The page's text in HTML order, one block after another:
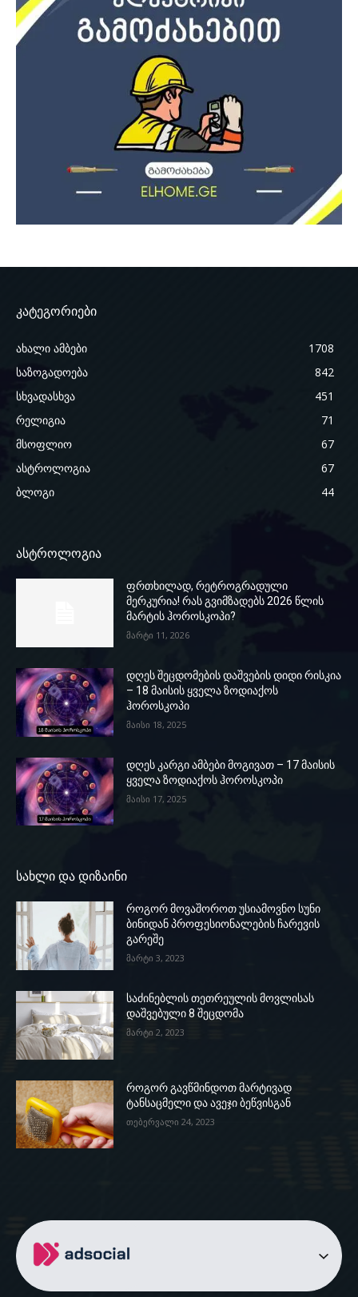
კატეგორიები
ახალი ამბები
1708
საზოგადოება
842
სხვადასხვა
451
რელიგია
71
მსოფლიო
67
ასტროლოგია
67
ბლოგი
44
ასტროლოგია
ფრთხილად, რეტროგრადული
მერკურია! რას გვიმზადებს 2026 წლის
მარტის ჰოროსკოპი?
მარტი 11, 2026
დღეს შეცდომების დაშვების დიდი რისკია
– 18 მაისის ყველა ზოდიაქოს
ჰოროსკოპი
მაისი 18, 2025
დღეს კარგი ამბები მოგივათ – 17 მაისის
ყველა ზოდიაქოს ჰოროსკოპი
მაისი 17, 2025
სახლი და დიზაინი
როგორ მოვაშოროთ უსიამოვნო სუნი
ბინიდან პროფესიონალების ჩარევის
გარეშე
მარტი 3, 2023
საძინებლის თეთრეულის მოვლისას
დაშვებული 8 შეცდომა
მარტი 2, 2023
როგორ გავწმინდოთ მარტივად
ტანსაცმელი და ავეჯი ბეწვისგან
თებერვალი 24, 2023